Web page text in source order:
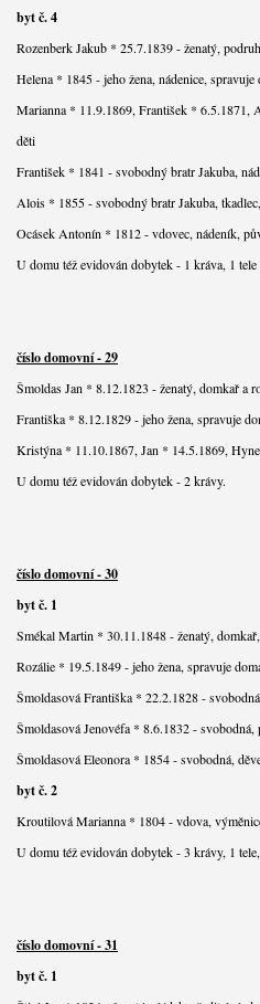
byt č. 4
Rozenberk Jakub * 25.7.1839 - ženatý,
Helena * 1845 - jeho žena, nádenice, spravuje
Marianna * 11.9.1869, František * 6.5.1871,
děti
František * 1841 - svobodný bratr Jakuba,
Alois * 1855 - svobodný bratr Jakuba,
Ocásek Antonín * 1812 - vdovec, nádeník,
U domu též evidován dobytek - 1 kráva, 1 tele
číslo domovní - 29
Šmoldas Jan * 8.12.1823 - ženatý, domkař a
Františka * 8.12.1829 - jeho žena, spravuje
Kristýna * 11.10.1867, Jan * 14.5.1869,
U domu též evidován dobytek - 2 krávy.
číslo domovní - 30
byt č. 1
Smékal Martin * 30.11.1848 - ženatý,
Rozálie * 19.5.1849 - jeho žena, spravuje
Šmoldasová Františka * 22.2.1828 -
Šmoldasová Jenovéfa * 8.6.1832 -
Šmoldasová Eleonora * 1854 - svobodná,
byt č. 2
Kroutilová Marianna * 1804 - vdova,
U domu též evidován dobytek - 3 krávy, 1
číslo domovní - 31
byt č. 1